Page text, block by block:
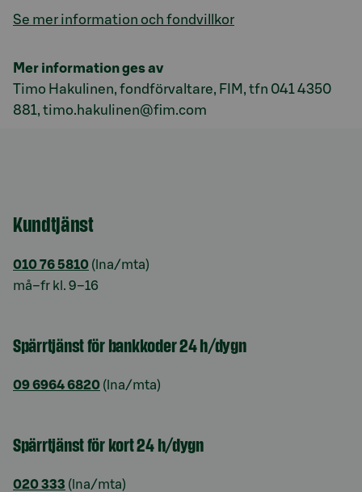
Se mer information och fondvillkor
Mer information ges av
Timo Hakulinen, fondförvaltare, FIM, tfn 041 4350
881, timo.hakulinen@fim.com
Kundtjänst
010 76 5810 (lna/mta)
må–fr kl. 9–16
Spärrtjänst för bankkoder 24 h/dygn
09 6964 6820 (lna/mta)
Spärrtjänst för kort 24 h/dygn
020 333 (lna/mta)